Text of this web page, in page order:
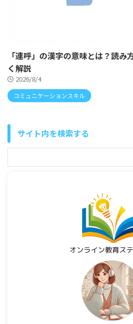
「連呼」の漢字の意味とは？読み
く解説
2026/8/4
コミュニケーションスキル
サイト内を検索する